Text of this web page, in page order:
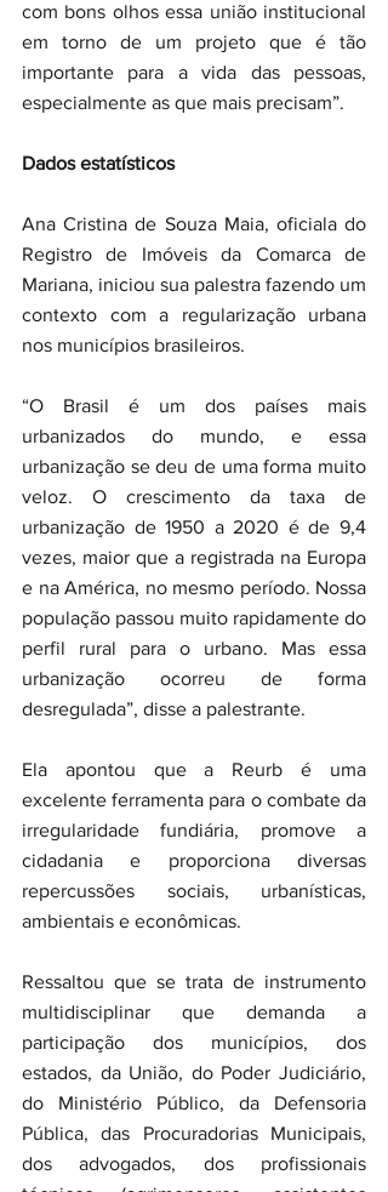
com bons olhos essa união institucional
em torno de um projeto que é tão
importante para a vida das pessoas,
especialmente as que mais precisam”.
Dados estatísticos
Ana Cristina de Souza Maia, oficiala do
Registro de Imóveis da Comarca de
Mariana, iniciou sua palestra fazendo um
contexto com a regularização urbana
nos municípios brasileiros.
“O Brasil é um dos países mais
urbanizados do mundo, e essa
urbanização se deu de uma forma muito
veloz. O crescimento da taxa de
urbanização de 1950 a 2020 é de 9,4
vezes, maior que a registrada na Europa
e na América, no mesmo período. Nossa
população passou muito rapidamente do
perfil rural para o urbano. Mas essa
urbanização ocorreu de forma
desregulada”, disse a palestrante.
Ela apontou que a Reurb é uma
excelente ferramenta para o combate da
irregularidade fundiária, promove a
cidadania e proporciona diversas
repercussões sociais, urbanísticas,
ambientais e econômicas.
Ressaltou que se trata de instrumento
multidisciplinar que demanda a
participação dos municípios, dos
estados, da União, do Poder Judiciário,
do Ministério Público, da Defensoria
Pública, das Procuradorias Municipais,
dos advogados, dos profissionais